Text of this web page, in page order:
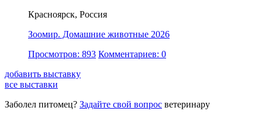
Красноярск, Россия
Зоомир. Домашние животные 2026
Просмотров: 893 Комментариев: 0
добавить выставку
все выставки
Заболел питомец? Задайте свой вопрос ветеринару